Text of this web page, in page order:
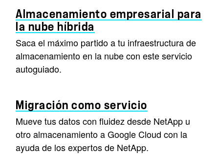
Almacenamiento empresarial para
la nube híbrida
Saca el máximo partido a tu infraestructura de
almacenamiento en la nube con este servicio
autoguiado.
Migración como servicio
Mueve tus datos con fluidez desde NetApp u
otro almacenamiento a Google Cloud con la
ayuda de los expertos de NetApp.